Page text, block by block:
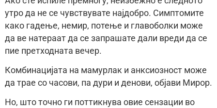
утро да не се чувствувате најдобро. Симптомите
како гадење, немир, потење и главоболки може
да ве натераат да се запрашате дали вреди да се
пие претходната вечер.
Комбинацијата на мамурлак и анксиозност може
да трае со часови, па дури и денови, објави Мирор.
Но, што точно ги поттикнува овие сензации во